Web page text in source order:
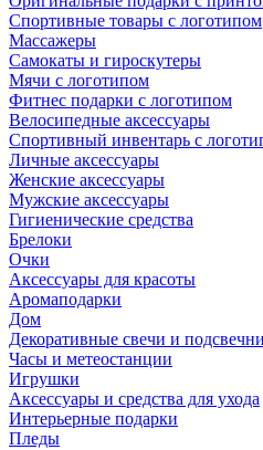
Спортивные товары с логотипом
Массажеры
Самокаты и гироскутеры
Мячи с логотипом
Фитнес подарки с логотипом
Велосипедные аксессуары
Спортивный инвентарь с
Личные аксессуары
Женские аксессуары
Мужские аксессуары
Гигиенические средства
Брелоки
Очки
Аксессуары для красоты
Аромаподарки
Дом
Декоративные свечи и
Часы и метеостанции
Игрушки
Аксессуары и средства для ухода
Интерьерные подарки
Пледы